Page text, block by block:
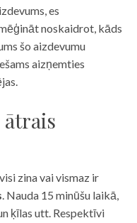
es
noskaidrot, kāds
šo aizdevumu
aizņemties
ātrais
zina vai vismaz ir
. Nauda 15 minūšu laikā,
ķīlas utt. Respektīvi